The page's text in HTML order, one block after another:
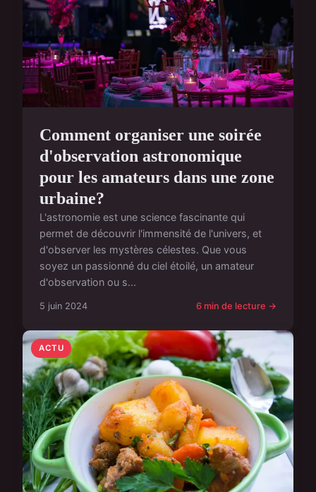
Comment organiser une soirée
d'observation astronomique
pour les amateurs dans une zone
urbaine?
L'astronomie est une science fascinante qui
permet de découvrir l'immensité de l'univers, et
d'observer les mystères célestes. Que vous
soyez un passionné du ciel étoilé, un amateur
d'observation ou s...
5 juin 2024 6 min de lecture →
ACTU